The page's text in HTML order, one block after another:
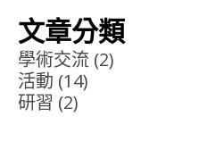
文章分類
學術交流 (2)
活動 (14)
研習 (2)